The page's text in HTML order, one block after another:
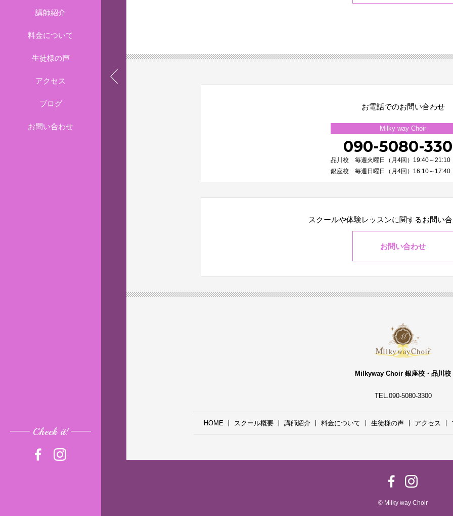
講師紹介
料金について
生徒様の声
アクセス
ブログ
お問い合わせ
Check it!
お電話でのお問い合わせ
Milky way Choir
090-5080-
品川校 毎週火曜日（月4回）19:40～21:10
銀座校 毎週日曜日（月4回）16:10～17:40
スクールや体験レッスンに関するお問い
お問い合わせ
Milkyway Choir 銀座校・品川校
TEL.090-5080-3300
HOME スクール概要 講師紹介 料金について 生徒様の声 アクセス
© Milky way Choir